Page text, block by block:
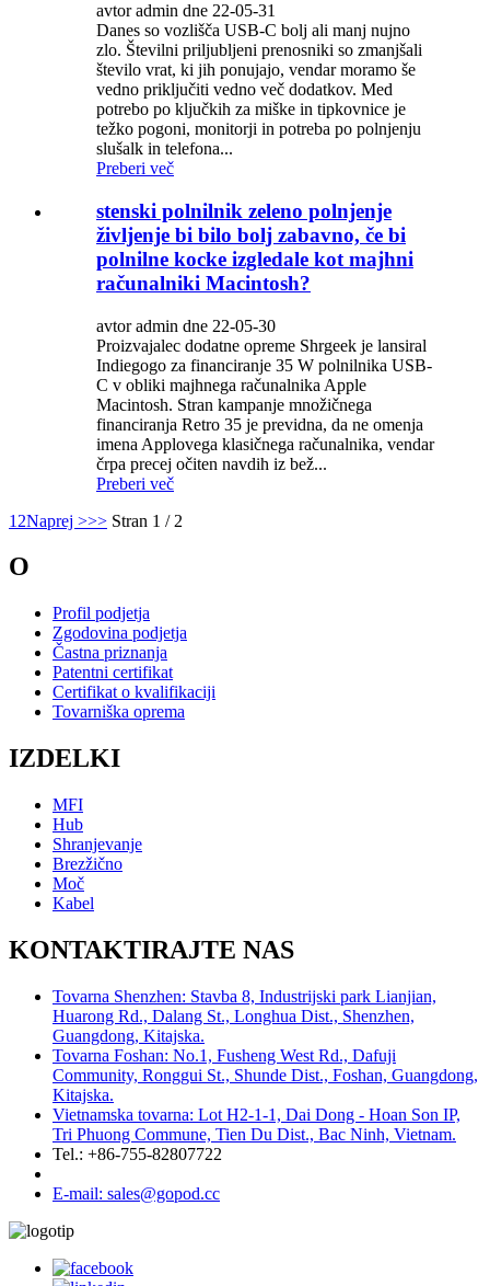
avtor admin dne 22-05-31
Danes so vozlišča USB-C bolj ali manj nujno
zlo. Številni priljubljeni prenosniki so zmanjšali
število vrat, ki jih ponujajo, vendar moramo še
vedno priključiti vedno več dodatkov. Med
potrebo po ključkih za miške in tipkovnice je
težko pogoni, monitorji in potreba po polnjenju
slušalk in telefona...
Preberi več
stenski polnilnik zeleno polnjenje
življenje bi bilo bolj zabavno, če bi
polnilne kocke izgledale kot majhni
računalniki Macintosh?
avtor admin dne 22-05-30
Proizvajalec dodatne opreme Shrgeek je lansiral
Indiegogo za financiranje 35 W polnilnika USB-
C v obliki majhnega računalnika Apple
Macintosh. Stran kampanje množičnega
financiranja Retro 35 je previdna, da ne omenja
imena Applovega klasičnega računalnika, vendar
črpa precej očiten navdih iz bež...
Preberi več
1 2Naprej >>> Stran 1 / 2
O
Profil podjetja
Zgodovina podjetja
Častna priznanja
Patentni certifikat
Certifikat o kvalifikaciji
Tovarniška oprema
IZDELKI
MFI
Hub
Shranjevanje
Brezžično
Moč
Kabel
KONTAKTIRAJTE NAS
Tovarna Shenzhen: Stavba 8, Industrijski park Lianjian,
Huarong Rd., Dalang St., Longhua Dist., Shenzhen,
Guangdong, Kitajska.
Tovarna Foshan: No.1, Fusheng West Rd., Dafuji
Community, Ronggui St., Shunde Dist., Foshan, Guangdong,
Kitajska.
Vietnamska tovarna: Lot H2-1-1, Dai Dong - Hoan Son IP,
Tri Phuong Commune, Tien Du Dist., Bac Ninh, Vietnam.
Tel.: +86-755-82807722
E-mail: sales@gopod.cc